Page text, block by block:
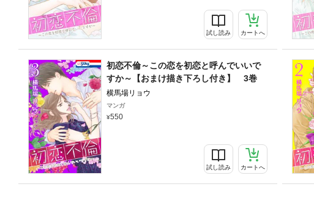
試し読み カートへ
初恋不倫～この恋を初恋と呼んでいいで
すか～【おまけ描き下ろし付き】 3巻
横馬場リョウ
マンガ
550
試し読み カートへ